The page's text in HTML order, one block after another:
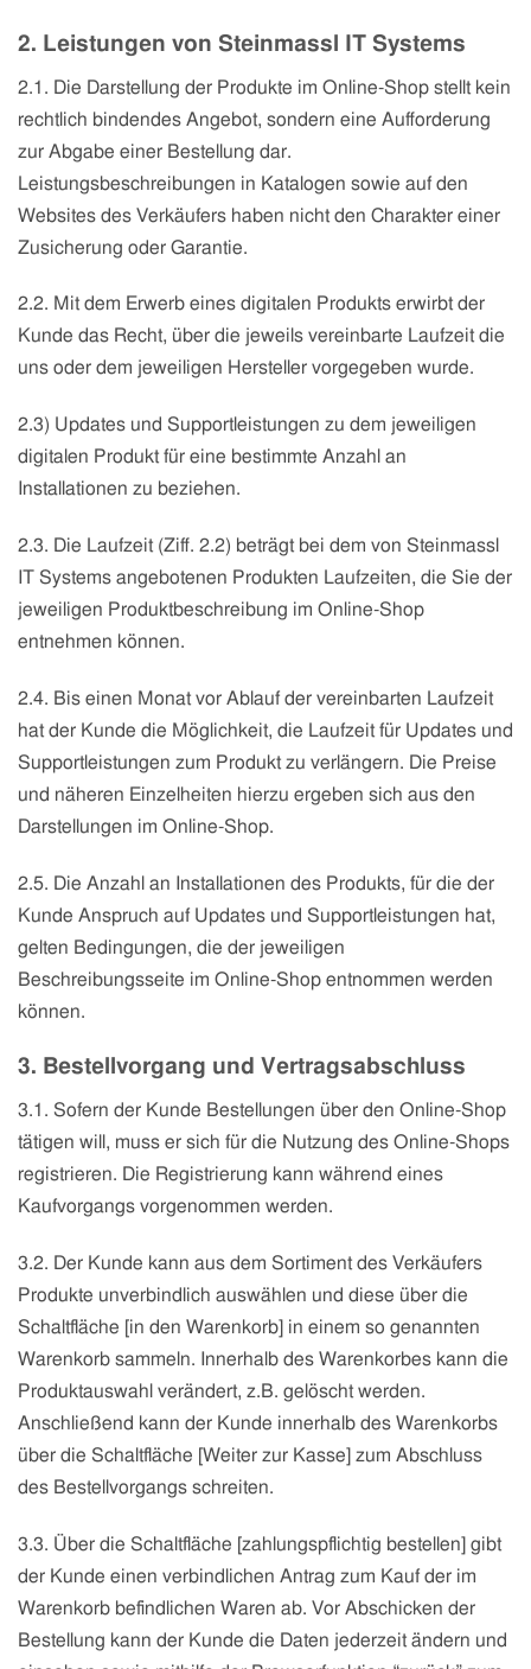
2. Leistungen von Steinmassl IT Systems
2.1. Die Darstellung der Produkte im Online-Shop stellt kein
rechtlich bindendes Angebot, sondern eine Aufforderung
zur Abgabe einer Bestellung dar.
Leistungsbeschreibungen in Katalogen sowie auf den
Websites des Verkäufers haben nicht den Charakter einer
Zusicherung oder Garantie.
2.2. Mit dem Erwerb eines digitalen Produkts erwirbt der
Kunde das Recht, über die jeweils vereinbarte Laufzeit die
uns oder dem jeweiligen Hersteller vorgegeben wurde.
2.3) Updates und Supportleistungen zu dem jeweiligen
digitalen Produkt für eine bestimmte Anzahl an
Installationen zu beziehen.
2.3. Die Laufzeit (Ziff. 2.2) beträgt bei dem von Steinmassl
IT Systems angebotenen Produkten Laufzeiten, die Sie der
jeweiligen Produktbeschreibung im Online-Shop
entnehmen können.
2.4. Bis einen Monat vor Ablauf der vereinbarten Laufzeit
hat der Kunde die Möglichkeit, die Laufzeit für Updates und
Supportleistungen zum Produkt zu verlängern. Die Preise
und näheren Einzelheiten hierzu ergeben sich aus den
Darstellungen im Online-Shop.
2.5. Die Anzahl an Installationen des Produkts, für die der
Kunde Anspruch auf Updates und Supportleistungen hat,
gelten Bedingungen, die der jeweiligen
Beschreibungsseite im Online-Shop entnommen werden
können.
3. Bestellvorgang und Vertragsabschluss
3.1. Sofern der Kunde Bestellungen über den Online-Shop
tätigen will, muss er sich für die Nutzung des Online-Shops
registrieren. Die Registrierung kann während eines
Kaufvorgangs vorgenommen werden.
3.2. Der Kunde kann aus dem Sortiment des Verkäufers
Produkte unverbindlich auswählen und diese über die
Schaltfläche [in den Warenkorb] in einem so genannten
Warenkorb sammeln. Innerhalb des Warenkorbes kann die
Produktauswahl verändert, z.B. gelöscht werden.
Anschließend kann der Kunde innerhalb des Warenkorbs
über die Schaltfläche [Weiter zur Kasse] zum Abschluss
des Bestellvorgangs schreiten.
3.3. Über die Schaltfläche [zahlungspflichtig bestellen] gibt
der Kunde einen verbindlichen Antrag zum Kauf der im
Warenkorb befindlichen Waren ab. Vor Abschicken der
Bestellung kann der Kunde die Daten jederzeit ändern und